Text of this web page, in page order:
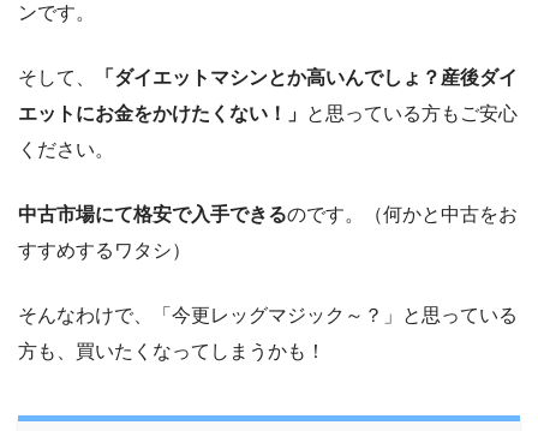
ンです。
そして、
「ダイエットマシンとか高いんでしょ？産後ダイ
エットにお金をかけたくない！」 と思っている方もご安心
ください。
中古市場にて格安で入手できるのです。（何かと中古をお
すすめするワタシ）
そんなわけで、「今更レッグマジック～？」と思っている
方も、買いたくなってしまうかも！